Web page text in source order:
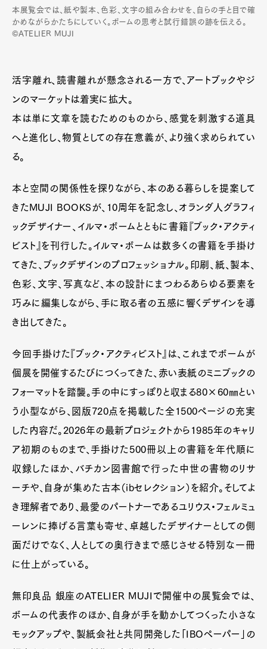
Art&DesignWatch Fashion
Pen Membership
Magazine
Official Columnist
About
Pen Meet
Pen international Pen tw
本展覧会では、紙や製本、色彩、文字の組み合わせを、自らの手と目で確
かめながらかたちにしていく。ボームの思考と試行錯誤の跡を伝える。
©ATELIER MUJI
活字離れ、読書離れが懸念される一方で、アートブックやジ
ンのマーケットは着実に拡大。
本は単に文章を読むためのものから、感覚を刺激する道具
へと進化し、物質としての存在意義が、より強く求められてい
る。
本と空間の関係性を探りながら、本のある暮らしを提案して
きたMUJI BOOKSが、10周年を記念し、オランダ人グラフィ
ックデザイナー、イルマ・ボームとともに書籍『ブック・アクティ
ビスト』を刊行した。イルマ・ボームは数多くの書籍を手掛け
てきた、ブックデザインのプロフェッショナル。印刷、紙、製本、
色彩、文字、写真など、本の設計にまつわるあらゆる要素を
巧みに編集しながら、手に取る者の五感に響くデザインを導
き出してきた。
今回手掛けた『ブック・アクティビスト』は、これまでボームが
個展を開催するたびにつくってきた、赤い表紙のミニブックの
フォーマットを踏襲。手の中にすっぽりと収まる80×60㎜とい
う小型ながら、図版720点を掲載した全1500ページの充実
した内容だ。2026年の最新プロジェクトから1985年のキャリ
ア初期のものまで、手掛けた500冊以上の書籍を年代順に
収録したほか、バチカン図書館で行った中世の書物のリサ
ーチや、自身が集めた古本（ibセレクション）を紹介。そしてよ
き理解者であり、最愛のパートナーであるユリウス・フェルミュ
ーレンに捧げる言葉も寄せ、卓越したデザイナーとしての側
面だけでなく、人としての奥行きまで感じさせる特別な一冊
に仕上がっている。
無印良品 銀座のATELIER MUJIで開催中の展覧会では、
ボームの代表作のほか、自身が手を動かしてつくった小さな
モックアップや、製紙会社と共同開発した「IBOペーパー」の